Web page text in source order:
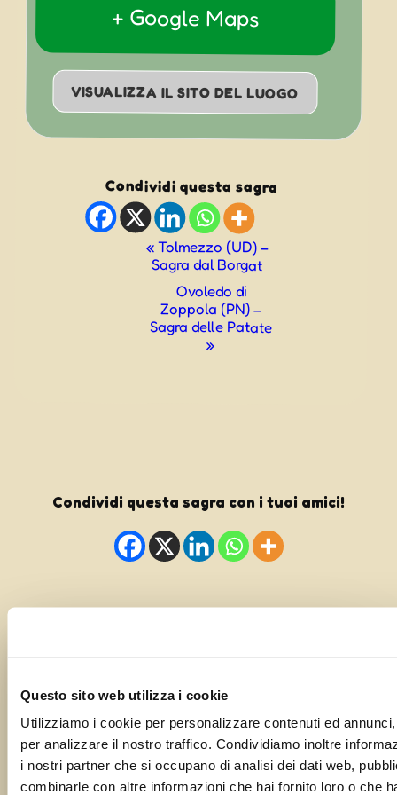
Questo sito web utilizza i cookie
Utilizziamo i cookie per personalizzare contenuti ed
per analizzare il nostro traffico. Condividiamo inoltre
i nostri partner che si occupano di analisi dei dati web,
combinarle con altre informazioni che hai fornito loro o che
+ Google Maps
VISUALIZZA IL SITO DEL LUOGO
Condividi questa sagra
«Tolmezzo (UD) –
Sagra dal Borgat
Ovoledo di
Zoppola (PN) –
Sagra delle Patate
»
Condividi questa sagra con i tuoi amici!
sagra!
Il tuo nome